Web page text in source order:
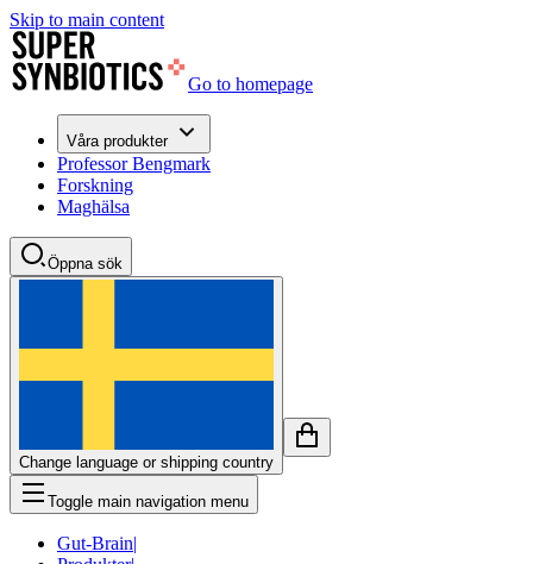
Skip to main content
Go to homepage
Våra produkter
Professor Bengmark
Forskning
Maghälsa
Öppna sök
Change language or shipping country
Toggle main navigation menu
Gut-Brain|